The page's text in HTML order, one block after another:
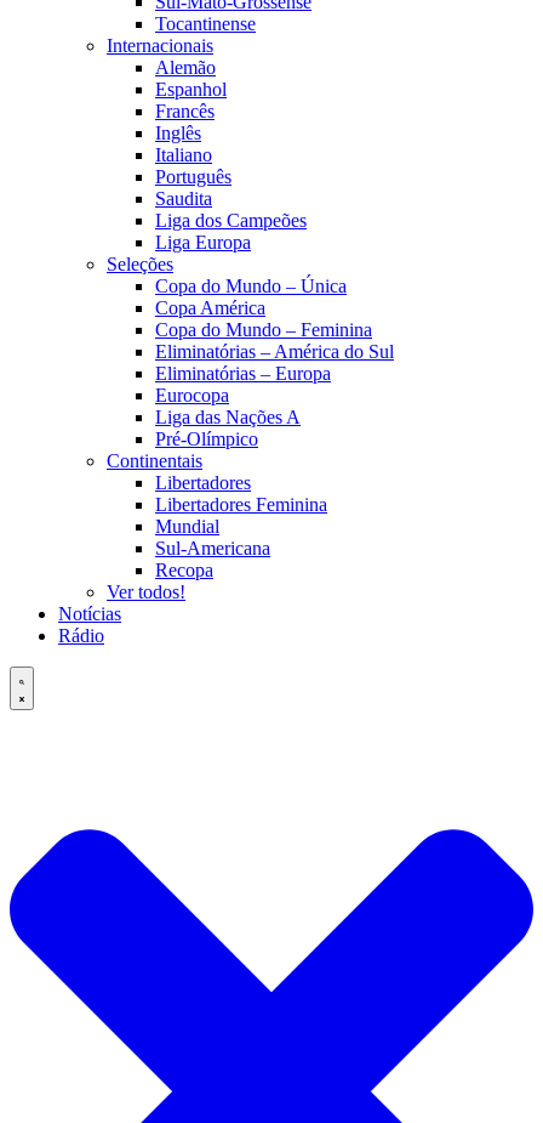
Tocantinense
Internacionais
Alemão
Espanhol
Francês
Inglês
Italiano
Português
Saudita
Liga dos Campeões
Liga Europa
Seleções
Copa do Mundo – Única
Copa América
Copa do Mundo – Feminina
Eliminatórias – América do Sul
Eliminatórias – Europa
Eurocopa
Liga das Nações A
Pré-Olímpico
Continentais
Libertadores
Libertadores Feminina
Mundial
Sul-Americana
Recopa
Ver todos!
Notícias
Rádio